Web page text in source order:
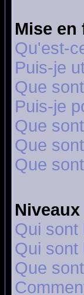
Mise en
Qu'est-
Puis-je
Que
Puis-je
Que
Que
Que
Qui sont
Qui sont
Que